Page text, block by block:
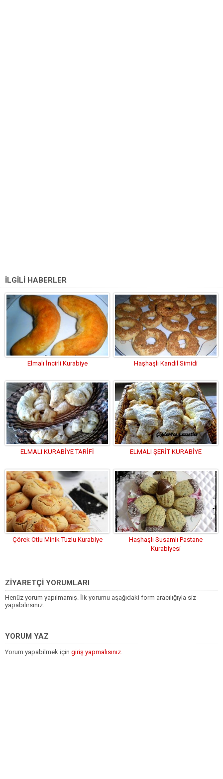
İLGİLİ HABERLER
Elmalı İncirli Kurabiye Haşhaşlı Kandil Simidi
ELMALI KURABİYE TARİFİ ELMALI ŞERİT KURABİYE
Çörek Otlu Minik Tuzlu Kurabiye
Haşhaşlı Susamlı Pastane
Kurabiyesi
ZİYARETÇİ YORUMLARI
Henüz yorum yapılmamış. İlk yorumu aşağıdaki form aracılığıyla siz
yapabilirsiniz.
YORUM YAZ
Yorum yapabilmek için giriş yapmalısınız